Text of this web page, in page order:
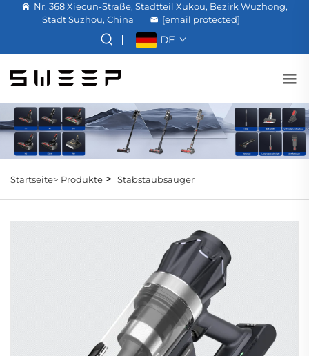
Nr. 368 Xiecun-Straße, Stadtteil Xukou, Bezirk Wuzhong,
Stadt Suzhou, China
[email protected]
DE
Startseite> Produkte > Stabstaubsauger